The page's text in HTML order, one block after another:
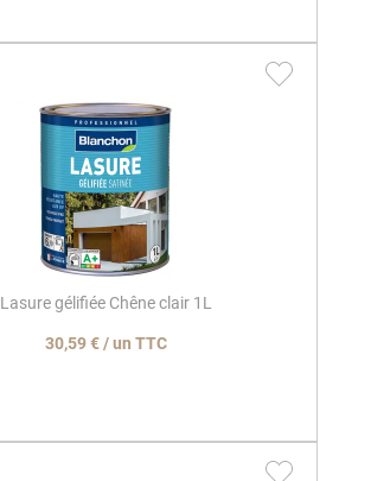
Lasure gélifiée Chêne clair 1L
30,59 € / un TTC